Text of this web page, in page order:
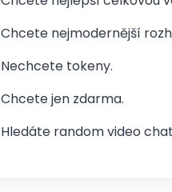
Chcete nejmodernější
Nechcete tokeny.
Chcete jen zdarma.
Hledáte random video